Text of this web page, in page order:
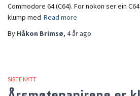
Commodore 64 (C64). For nokon ser ein
klump med Read more
By Håkon Brimsø, 4 år ago
SISTE NYTT